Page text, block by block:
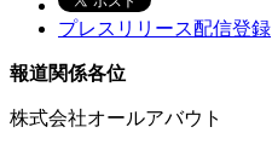
プレスリリース配信登録
報道関係各位
株式会社オールアバウト